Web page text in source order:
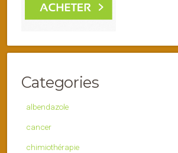
Categories
albendazole
cancer
chimiothérapie